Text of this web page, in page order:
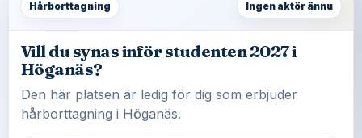
Hårborttagning Ingen aktör ännu
Vill du synas inför studenten 2027 i
Höganäs?
Den här platsen är ledig för dig som erbjuder
hårborttagning i Höganäs.